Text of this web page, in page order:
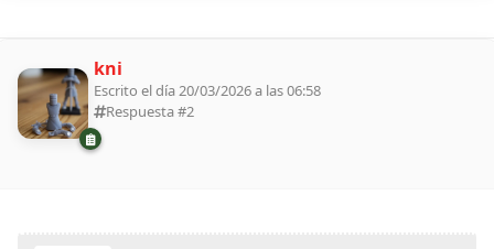
kni
Escrito el día 20/03/2026 a las 06:58
Respuesta #2